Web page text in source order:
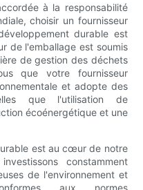
à la responsabilité
choisir un fournisseur
durable est
de l'emballage est soumis
de gestion des déchets
que votre fournisseur
et adopte des
que l'utilisation de
écoénergétique et une
est au cœur de notre
constamment
de l'environnement et
aux normes